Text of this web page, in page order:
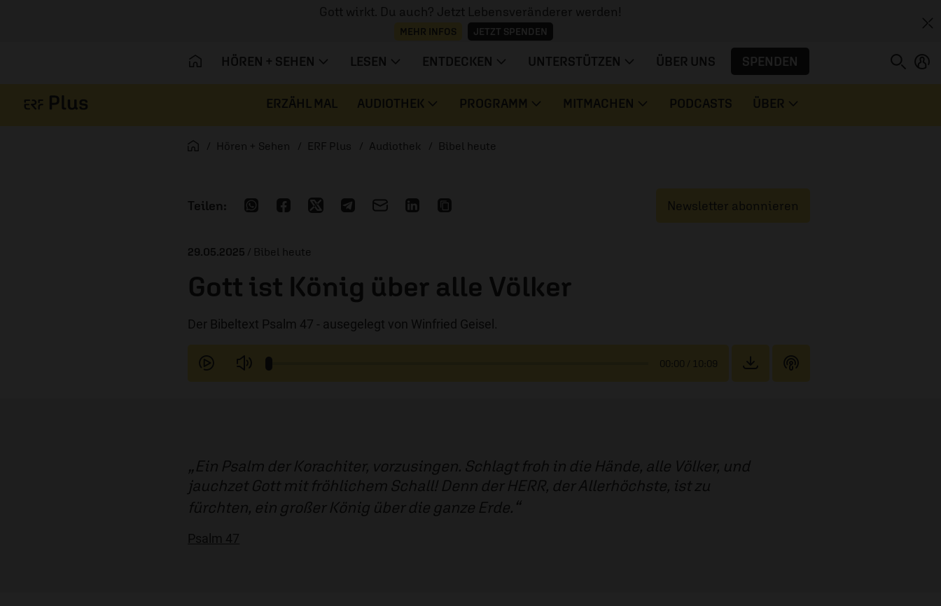
Gott wirkt. Du auch? Jetzt Lebensveränderer werden!
MEHR INFOS JETZT SPENDEN
HÖREN + SEHEN LESEN ENTDECKEN UNTERSTÜTZEN ÜBER UNS SPENDEN
ERZÄHL MAL AUDIOTHEK PROGRAMM MITMACHEN PODCASTS ÜBER
Startseite
Hören + Sehen ERF Plus Audiothek Bibel heute
Newsletter abonnieren
29.05.2025 / Bibel heute
Gott ist König über alle Völker
Der Bibeltext Psalm 47 - ausegelegt von Winfried Geisel.
00:00 / 10:09
Ein Psalm der Korachiter, vorzusingen. Schlagt froh in die Hände, alle Völker, und
jauchzet Gott mit fröhlichem Schall! Denn der HERR, der Allerhöchste, ist zu
fürchten, ein großer König über die ganze Erde.
Psalm 47